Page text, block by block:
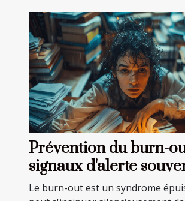
Prévention du burn-
signaux d'alerte
ignorés
Le burn-out est un syndrome